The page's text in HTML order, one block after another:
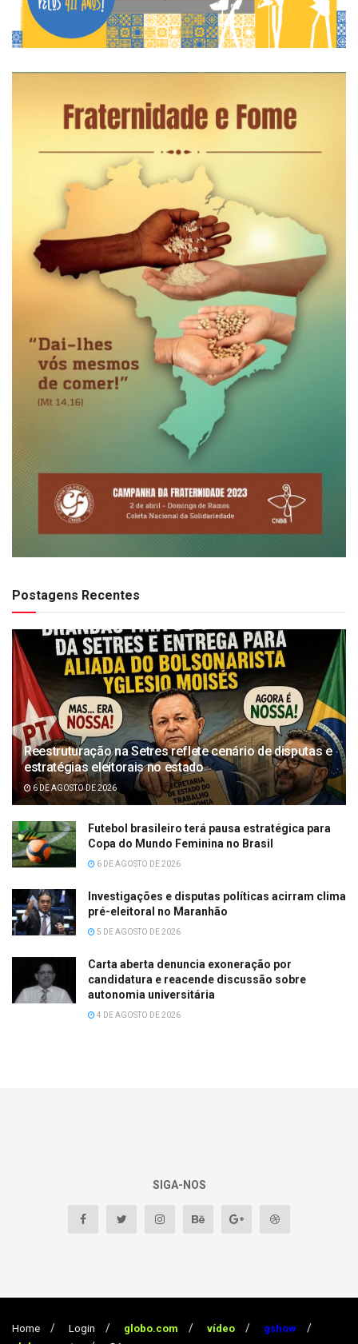
Postagens Recentes
Reestruturação na Setres reflete cenário de disputas e
estratégias eleitorais no estado
6 DE AGOSTO DE 2026
Futebol brasileiro terá pausa estratégica para
Copa do Mundo Feminina no Brasil
6 DE AGOSTO DE 2026
Investigações e disputas políticas acirram clima
pré-eleitoral no Maranhão
5 DE AGOSTO DE 2026
Carta aberta denuncia exoneração por
candidatura e reacende discussão sobre
autonomia universitária
4 DE AGOSTO DE 2026
SIGA-NOS
Home Login globo.com vídeo
gshow